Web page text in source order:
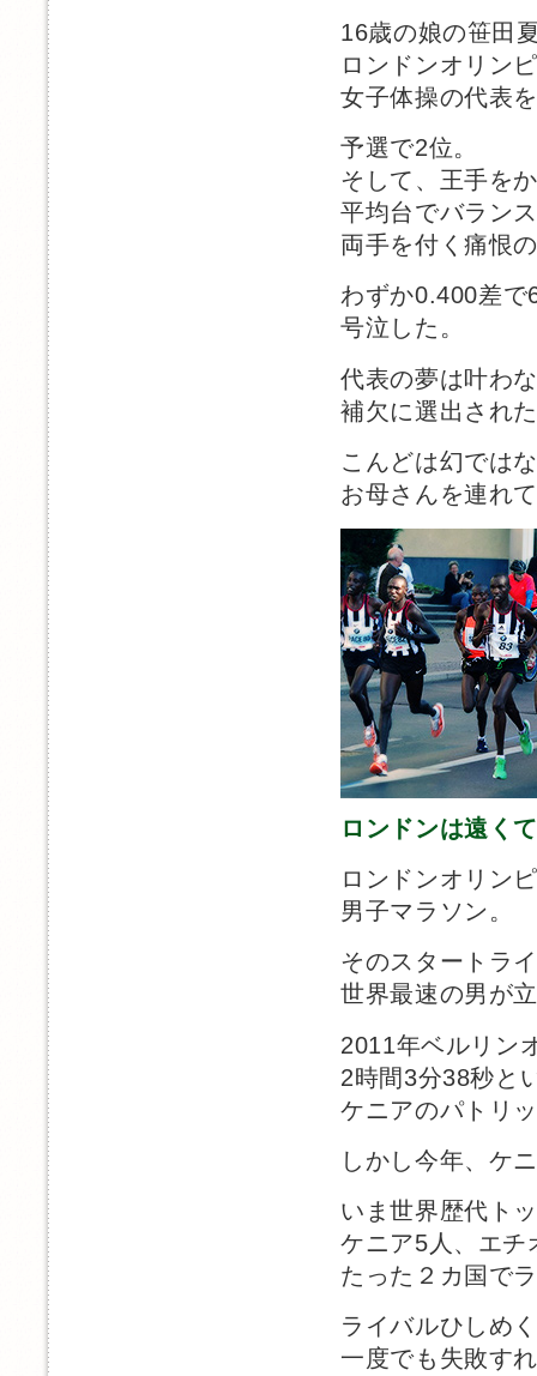
16歳の娘の笹田
ロンドンオリン
女子体操の代表
予選で2位。
そして、王手を
平均台でバラン
両手を付く痛恨
わずか0.400差で
号泣した。
代表の夢は叶わ
補欠に選出され
こんどは幻では
お母さんを連れ
ロンドンは遠く
ロンドンオリン
男子マラソン。
そのスタートラ
世界最速の男が
2011年ベルリン
2時間3分38秒と
ケニアのパトリ
しかし今年、ケ
いま世界歴代ト
ケニア5人、エチ
たった２カ国で
ライバルひしめ
一度でも失敗す